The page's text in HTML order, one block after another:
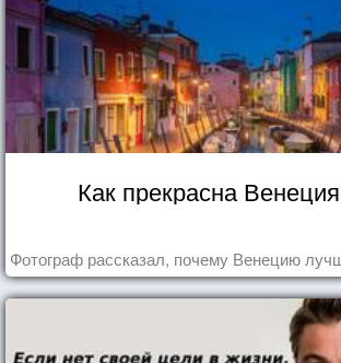
Как прекрасна
Фотограф рассказал, почему Венецию